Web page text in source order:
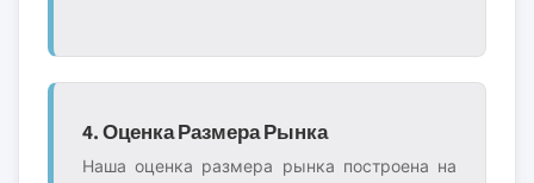
4. Оценка Размера Рынка
Наша оценка размера рынка построена на